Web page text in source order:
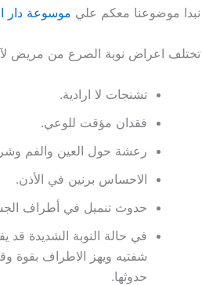
نبدا موضوعنا معكم علي موسوعة دار
تختلف اعراض نوبة الصرع من مريض
تشنجات لا ارادية.
فقدان مؤقت للوعي.
رعشة حول العين والفم
الاحساس برنين في الأذن.
حدوث تنميل في أطراف
في حالة النوبة الشديدة
شفتيه ويهز الاطراف بقوة
حدوثها.